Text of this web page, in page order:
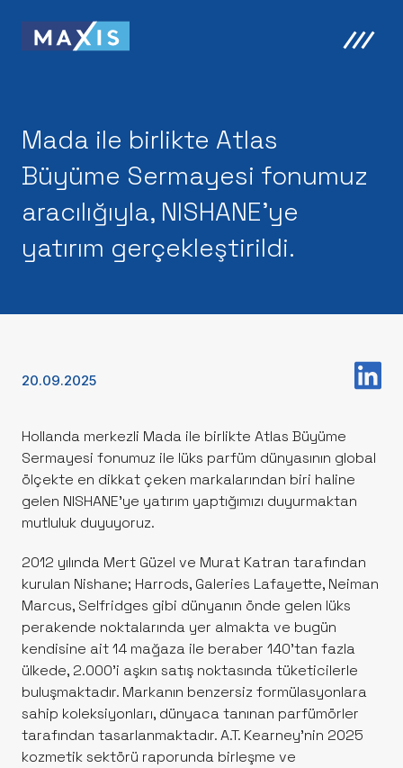
Mada ile birlikte Atlas
Büyüme Sermayesi fonumuz
aracılığıyla, NISHANE'ye
yatırım gerçekleştirildi.
20.09.2025
Hollanda merkezli Mada ile birlikte Atlas Büyüme
Sermayesi fonumuz ile lüks parfüm dünyasının global
ölçekte en dikkat çeken markalarından biri haline
gelen NISHANE'ye yatırım yaptığımızı duyurmaktan
mutluluk duyuyoruz.
2012 yılında Mert Güzel ve Murat Katran tarafından
kurulan Nishane; Harrods, Galeries Lafayette, Neiman
Marcus, Selfridges gibi dünyanın önde gelen lüks
perakende noktalarında yer almakta ve bugün
kendisine ait 14 mağaza ile beraber 140’tan fazla
ülkede, 2.000’i aşkın satış noktasında tüketicilerle
buluşmaktadır. Markanın benzersiz formülasyonlara
sahip koleksiyonları, dünyaca tanınan parfümörler
tarafından tasarlanmaktadır. A.T. Kearney’nin 2025
kozmetik sektörü raporunda birleşme ve